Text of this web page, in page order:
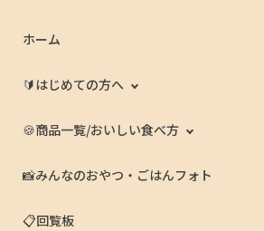
ホーム
🔰はじめての方へ
🍪商品一覧/おいしい食べ方
📸みんなのおやつ・ごはんフォト
📋回覧板